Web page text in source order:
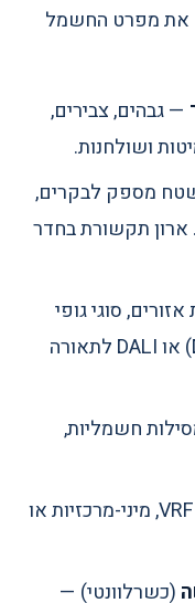
את מפרט החשמל
— גבהים, צבירים,
ושולחנות.
מספק לבקרים,
ארון תקשורת בחדר
סוגי גופי
תאורה, וצורך בעמעום (Dimming) או DALI לתאורה
חשמליות,
— תאום עם יחידות VRF, מיני-מרכזיות או
(כשרלוונטי) —